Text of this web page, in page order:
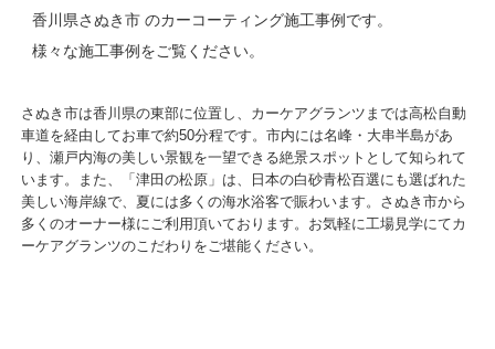
香川県さぬき市 のカーコーティング施工事例です。
様々な施工事例をご覧ください。
さぬき市は香川県の東部に位置し、カーケアグランツまでは高松自動
車道を経由してお車で約50分程です。市内には名峰・大串半島があ
り、瀬戸内海の美しい景観を一望できる絶景スポットとして知られて
います。また、「津田の松原」は、日本の白砂青松百選にも選ばれた
美しい海岸線で、夏には多くの海水浴客で賑わいます。さぬき市から
多くのオーナー様にご利用頂いております。お気軽に工場見学にてカ
ーケアグランツのこだわりをご堪能ください。